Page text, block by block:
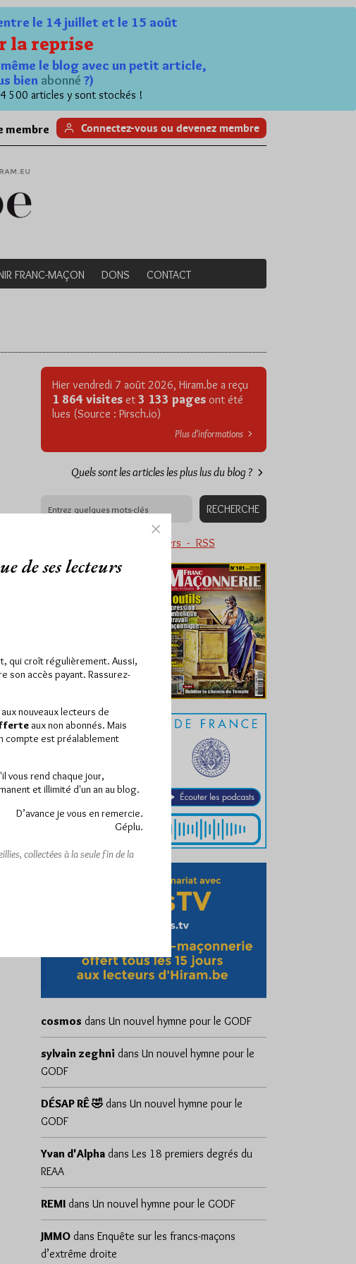
le 14 juillet et le 15 août
la reprise
le blog avec un petit article,
bien abonné ?)
500 articles y sont stockés !
membre Connectez-vous ou devenez membre
FRANC-MAÇON DONS CONTACT
Hier vendredi 7 août 2026, Hiram.be a reçu
1 864 visites et 3 133 pages ont été
lues (Source : Pirsch.io)
Plus d’informations
Quels sont les articles les plus lus du blog ?
Abonnement aux Newsletters - RSS
cosmos dans Un nouvel hymne pour le GODF
sylvain zeghni dans Un nouvel hymne pour le
GODF
DÉSAP RÊ 🤣 dans Un nouvel hymne pour le
GODF
Yvan d'Alpha dans Les 18 premiers degrés du
REAA
REMI dans Un nouvel hymne pour le GODF
JMMO dans Enquête sur les francs-maçons
d’extrême droite
de ses lecteurs
qui croît régulièrement. Aussi,
son accès payant. Rassurez-
nouveaux lecteurs de
aux non abonnés. Mais
compte est préalablement
vous rend chaque jour,
et illimité d'un an au blog.
D’avance je vous en remercie.
Géplu.
collectées à la seule fin de la